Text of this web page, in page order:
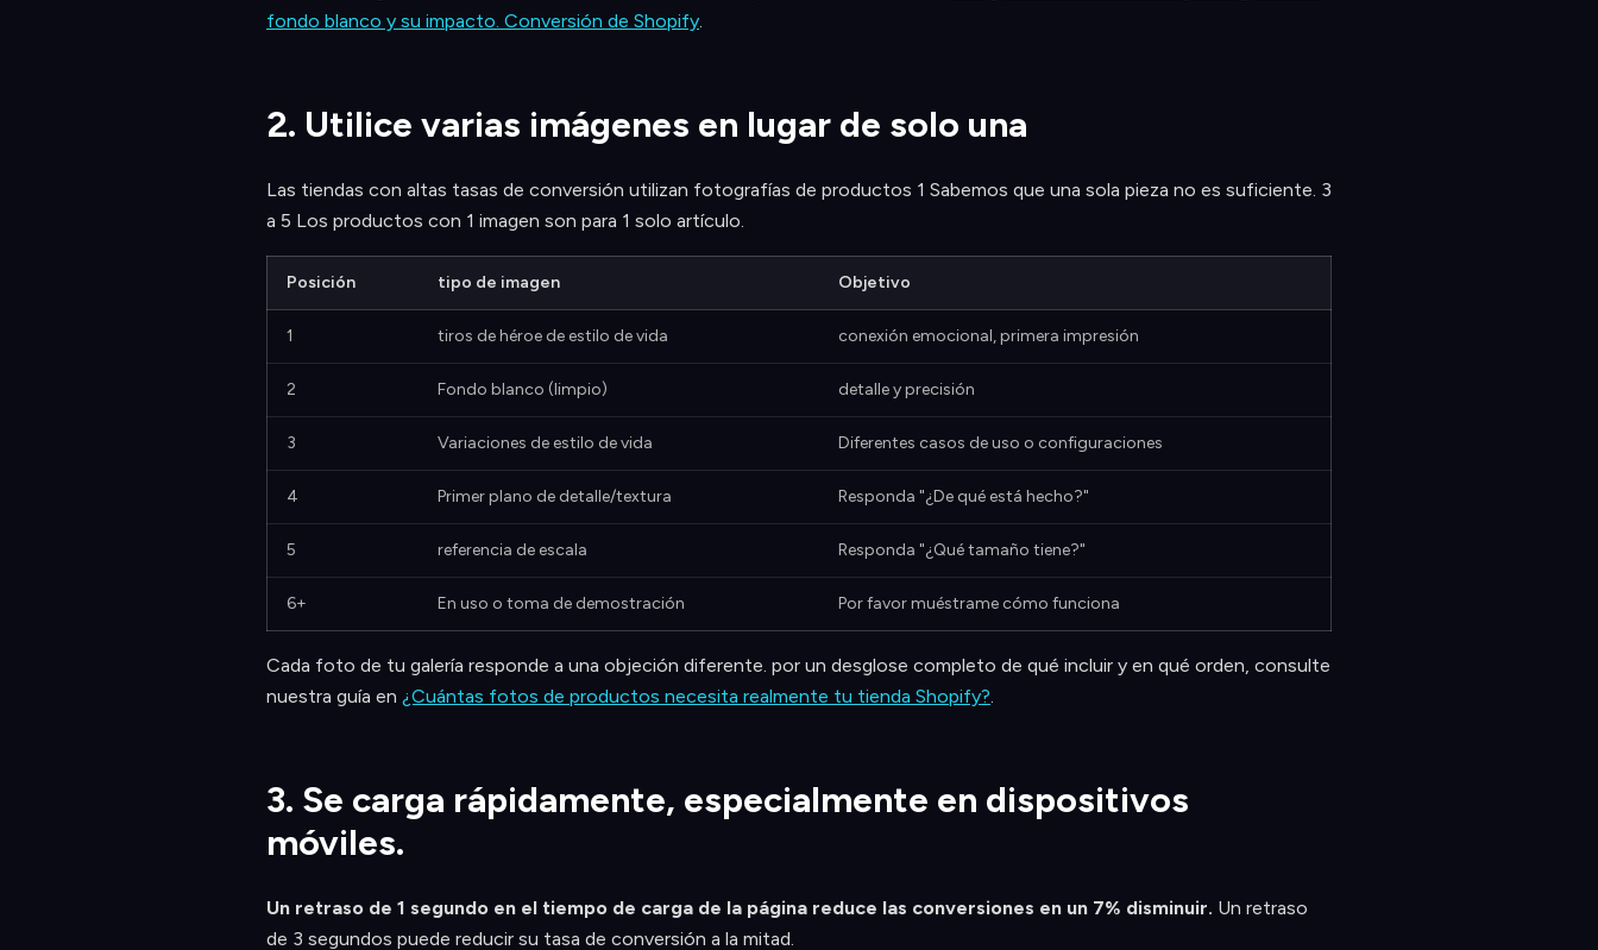
fondo blanco y su impacto. Conversión de Shopify.
2. Utilice varias imágenes en lugar de solo una
Las tiendas con altas tasas de conversión utilizan fotografías de productos 1 Sabemos que una sola pieza no es suficiente. 3
a 5 Los productos con 1 imagen son para 1 solo artículo.
Posición tipo de imagen Objetivo
1 tiros de héroe de estilo de vida conexión emocional, primera impresión
2 Fondo blanco (limpio) detalle y precisión
3 Variaciones de estilo de vida Diferentes casos de uso o configuraciones
4 Primer plano de detalle/textura Responda "¿De qué está hecho?"
5 referencia de escala Responda "¿Qué tamaño tiene?"
6+ En uso o toma de demostración Por favor muéstrame cómo funciona
Cada foto de tu galería responde a una objeción diferente. por un desglose completo de qué incluir y en qué orden, consulte
nuestra guía en ¿Cuántas fotos de productos necesita realmente tu tienda Shopify?.
3. Se carga rápidamente, especialmente en dispositivos
móviles.
Un retraso de 1 segundo en el tiempo de carga de la página reduce las conversiones en un 7% disminuir. Un retraso
de 3 segundos puede reducir su tasa de conversión a la mitad.